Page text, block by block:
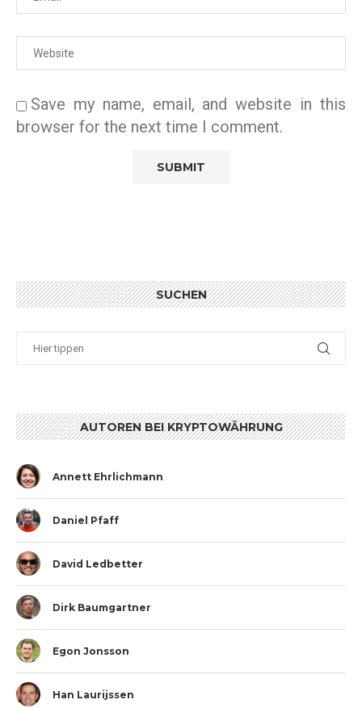
Save my name, email, and website in this
browser for the next time I comment.
SUCHEN
AUTOREN BEI KRYPTOWÄHRUNG
Annett Ehrlichmann
Daniel Pfaff
David Ledbetter
Dirk Baumgartner
Egon Jonsson
Han Laurijssen